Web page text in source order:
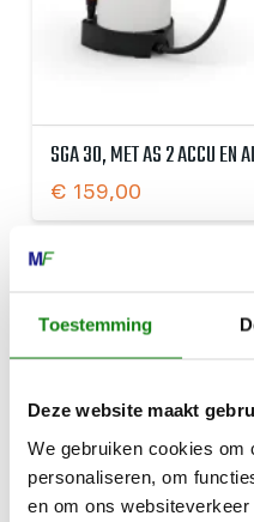
Toestemming
Deze website maakt
We gebruiken cookies om
personaliseren, om
en om ons
SGA 30, MET AS 2 ACCU EN
€ 159,00